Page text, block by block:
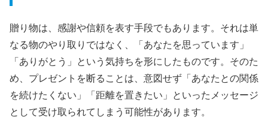
贈り物は、感謝や信頼を表す手段でもあります。それは単
なる物のやり取りではなく、「あなたを思っています」
「ありがとう」という気持ちを形にしたものです。そのた
め、プレゼントを断ることは、意図せず「あなたとの関係
を続けたくない」「距離を置きたい」といったメッセージ
として受け取られてしまう可能性があります。